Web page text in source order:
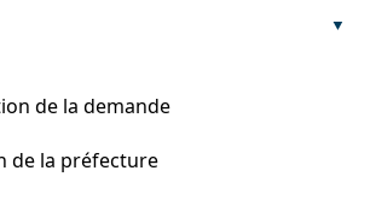
de la demande
de la préfecture